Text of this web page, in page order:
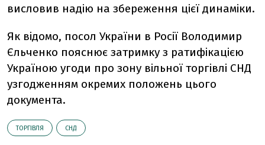
висловив надію на збереження цієї динаміки.
Як відомо, посол України в Росії Володимир
Єльченко пояснює затримку з ратифікацією
Україною угоди про зону вільної торгівлі СНД
узгодженням окремих положень цього
документа.
ТОРГІВЛЯ СНД